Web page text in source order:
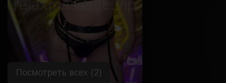
Посмотреть всех (2)